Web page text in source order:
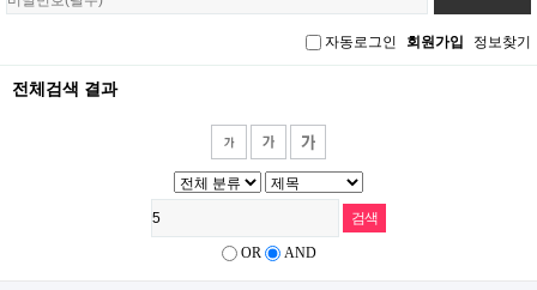
자동로그인 회원가입 정보찾기
전체검색 결과
OR AND